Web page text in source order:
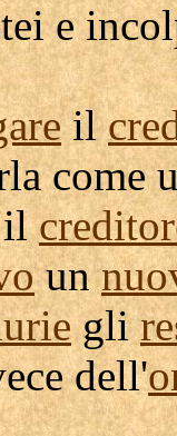
e
il
come
il
un
gli
dell'